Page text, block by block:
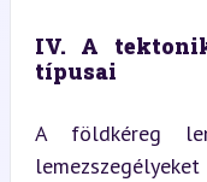
IV. A
típusai
A földkéreg